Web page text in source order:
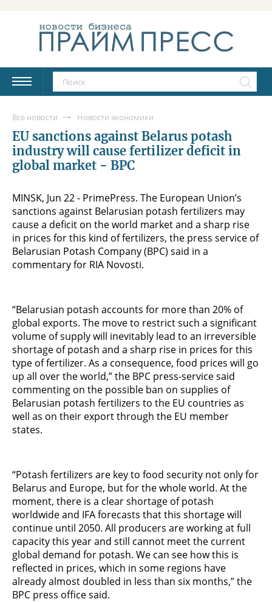
Все новости Новости экономики
EU sanctions against Belarus potash
industry will cause fertilizer deficit in
global market - BPC
MINSK, Jun 22 - PrimePress. The European Union’s
sanctions against Belarusian potash fertilizers may
cause a deficit on the world market and a sharp rise
in prices for this kind of fertilizers, the press service of
Belarusian Potash Company (BPC) said in a
commentary for RIA Novosti.
“Belarusian potash accounts for more than 20% of
global exports. The move to restrict such a significant
volume of supply will inevitably lead to an irreversible
shortage of potash and a sharp rise in prices for this
type of fertilizer. As a consequence, food prices will go
up all over the world,” the BPC press-service said
commenting on the possible ban on supplies of
Belarusian potash fertilizers to the EU countries as
well as on their export through the EU member
states.
“Potash fertilizers are key to food security not only for
Belarus and Europe, but for the whole world. At the
moment, there is a clear shortage of potash
worldwide and IFA forecasts that this shortage will
continue until 2050. All producers are working at full
capacity this year and still cannot meet the current
global demand for potash. We can see how this is
reflected in prices, which in some regions have
already almost doubled in less than six months,” the
BPC press office said.